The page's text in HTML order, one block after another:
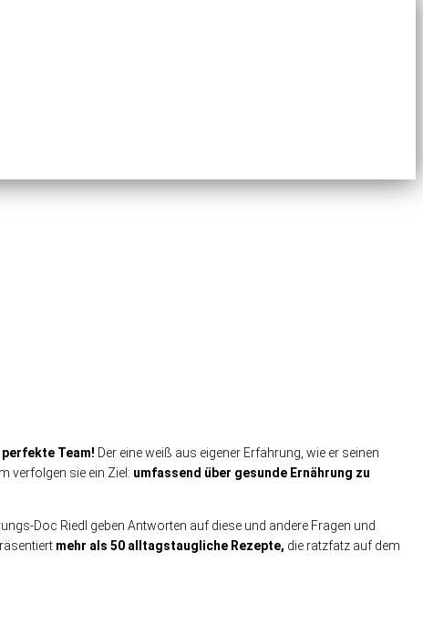
Team! Der eine weiß aus eigener Erfahrung, wie er seinen
verfolgen sie ein Ziel: umfassend über gesunde Ernährung zu
Doc Riedl geben Antworten auf diese und andere Fragen und
mehr als 50 alltagstaugliche Rezepte, die ratzfatz auf dem